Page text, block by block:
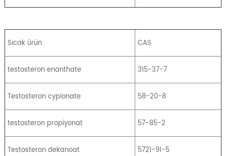
Sıcak ürün CAS
testosteron enanthate 315-37-7
Testosteron cypionate 58-20-8
testosteron propiyonat 57-85-2
Testosteron dekanoat 5721-91-5